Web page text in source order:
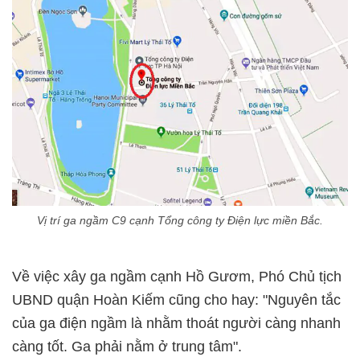
Vị trí ga ngầm C9 cạnh Tổng công ty Điện lực miền Bắc.
Về việc xây ga ngầm cạnh Hồ Gươm, Phó Chủ tịch
UBND quận Hoàn Kiếm cũng cho hay: "Nguyên tắc
của ga điện ngầm là nhằm thoát người càng nhanh
càng tốt. Ga phải nằm ở trung tâm".